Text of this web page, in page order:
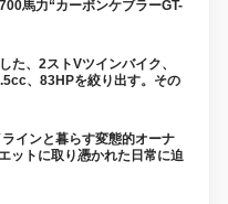
馬力“カーボンケブラーGT-
た、2ストVツインバイク、
、83HPを絞り出す。その
ラインと暮らす変態的オーナ
ットに取り憑かれた日常に迫